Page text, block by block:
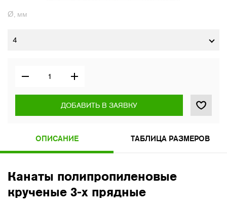
Ø, мм
4
ДОБАВИТЬ В ЗАЯВКУ
ОПИСАНИЕ ТАБЛИЦА РАЗМЕРОВ
Канаты полипропиленовые
крученые 3-х прядные